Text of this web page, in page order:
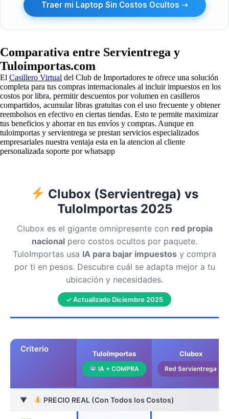
Traer mi Laptop Sin Costos Ocultos ➝
Comparativa entre Servientrega y
Tuloimportas.com
El Casillero Virtual del Club de Importadores te ofrece una solución
completa para tus compras internacionales al incluir impuestos en los
costos por libra, permitir descuentos por volumen en casilleros
compartidos, acumular libras gratuitas con el uso frecuente y obtener
reembolsos en efectivo en ciertas tiendas. Esto te permite maximizar
tus beneficios y ahorrar en tus envíos y compras. Aunque en
tuloimportas y servientrega se prestan servicios especializados
empresariales nuestra ventaja esta en la atencion al cliente
personalizada soporte por whatsapp
Clubox (Servientrega) vs
TuloImportas 2025
Clubox es el gigante omnipresente con red propia
nacional pero costos ocultos por paquete.
TuloImportas usa IA para bajar impuestos y compra
por ti en pesos. Descubre cuál se adapta mejor a tu
ubicación y necesidades.
✓ Actualizado Diciembre 2025
Criterio TuloImportas
IA + COMPRA
Clubox
Red Servientrega
▶ PRECIO REAL (Con Todos los Costos)